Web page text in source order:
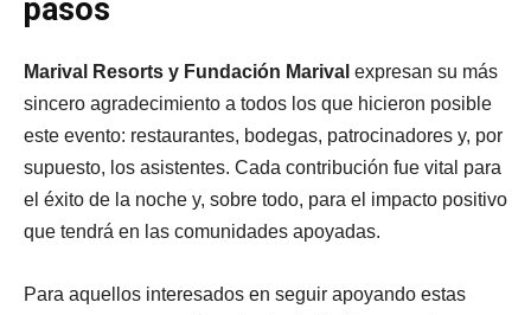
pasos
Marival Resorts y Fundación Marival expresan su más
sincero agradecimiento a todos los que hicieron posible
este evento: restaurantes, bodegas, patrocinadores y, por
supuesto, los asistentes. Cada contribución fue vital para
el éxito de la noche y, sobre todo, para el impacto positivo
que tendrá en las comunidades apoyadas.
Para aquellos interesados en seguir apoyando estas